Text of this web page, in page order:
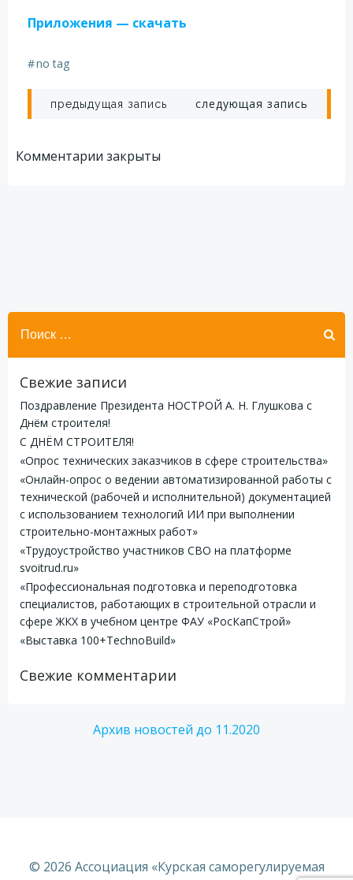
Приложения — скачать
#no tag
Навигация
по
предыдущая запись
Навигация
следующая запись
Комментарии закрыты
Найти:
Свежие записи
Поздравление Президента НОСТРОЙ А. Н. Глушкова с
Днём строителя!
С ДНЁМ СТРОИТЕЛЯ!
«Опрос технических заказчиков в сфере строительства»
«Онлайн-опрос о ведении автоматизированной работы с
технической (рабочей и исполнительной) документацией
с использованием технологий ИИ при выполнении
строительно-монтажных работ»
«Трудоустройство участников СВО на платформе
svoitrud.ru»
«Профессиональная подготовка и переподготовка
специалистов, работающих в строительной отрасли и
сфере ЖКХ в учебном центре ФАУ «РосКапСтрой»
«Выставка 100+TechnoBuild»
Свежие комментарии
Архив новостей до 11.2020
© 2026 Ассоциация «Курская саморегулируемая